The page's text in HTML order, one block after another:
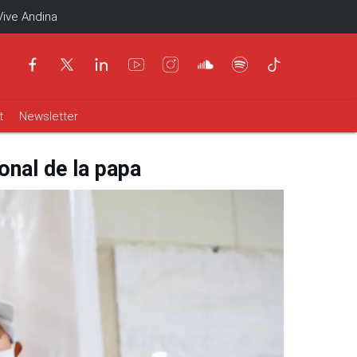
Andina
Newsletter
de la papa